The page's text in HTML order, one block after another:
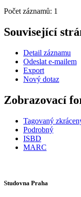
Počet záznamů: 1
Související
Detail záznamu
Odeslat e-mailem
Export
Nový dotaz
Zobrazovací
Tagovaný
Podrobný
ISBD
MARC
Studovna Praha